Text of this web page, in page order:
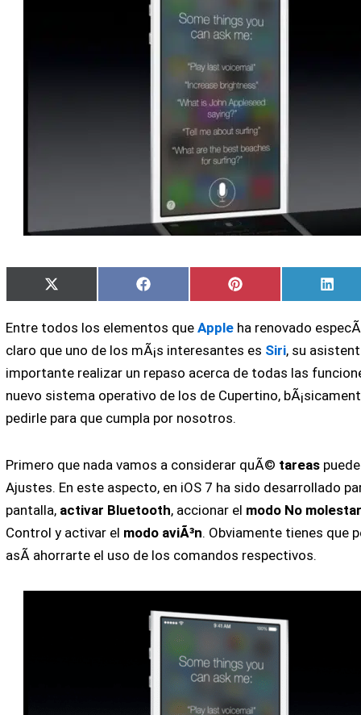
Compartir
en
X
(Twitter)
Compartir
en
Facebook
Compartir
en
Pinterest
en
Entre todos los elementos queApple ha renovado
claro que uno de los mÃ¡s interesantes es Siri, su
importante realizar un repaso acerca de todas las
nuevo sistema operativo de los de Cupertino,
pedirle para que cumpla por nosotros.
Primero que nada vamos a considerar quÃ© tareas
Ajustes. En este aspecto, en iOS 7 ha sido desarrollado
pantalla, activar Bluetooth, accionar el modo No
Control y activar el modo aviÃ³n. Obviamente tienes que
asÃ­ ahorrarte el uso de los comandos respectivos.